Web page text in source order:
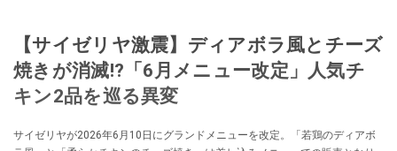
【サイゼリヤ激震】ディアボラ風とチーズ
焼きが消滅!?「6月メニュー改定」人気チ
キン2品を巡る異変
サイゼリヤが2026年6月10日にグランドメニューを改定。「若鶏のディアボ